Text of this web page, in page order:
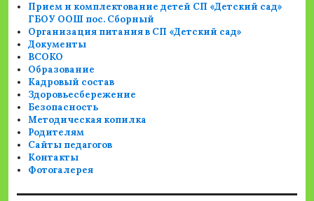
Прием и комплектование детей СП «Детский сад»
ГБОУ ООШ пос. Сборный
Организация питания в СП «Детский сад»
Документы
ВСОКО
Образование
Кадровый состав
Здоровьесбережение
Безопасность
Методическая копилка
Родителям
Сайты педагогов
Контакты
Фотогалерея